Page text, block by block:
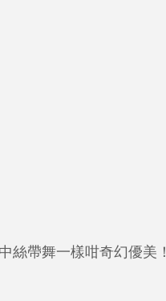
絲帶舞一樣咁奇幻優美！